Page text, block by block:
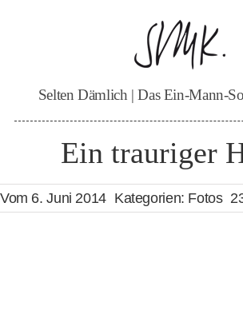
Selten Dämlich | Das Ein-Mann-
Ein trauriger
Vom 6. Juni 2014 Kategorien: Fotos